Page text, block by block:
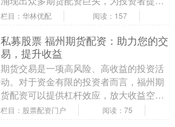
多元化的配资服务。 * **放大收益：**杠杆
栏目：华林优配 阅读：157
私募股票 福州期货配资：助力您的交
易，提升收益
期货交易是一项高风险、高收益的投资活
动。对于资金有限的投资者而言，福州期
货配资可以提供杠杆效应，放大收益空
间。 * **正规合规：**拥有合法经营资质，
栏目：股票配资门户 阅读：75